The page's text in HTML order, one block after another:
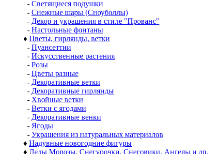
- Светящиеся подушки
- Снежные шары (Сноуболлы)
- Декор и украшения в стиле "Прованс"
- Настольные фонтаны
♦ Цветы, гирлянды, ветки
- Пуансеттии
- Искусственные растения
- Розы
- Цветы разные
- Декоративные ветки
- Декоративные гирлянды
- Хвойные ветки
- Ветки с ягодами
- Декоративные венки
- Ягоды
- Украшения из натуральных материалов
♦ Надувные новогодние фигуры
♦ Деды Морозы, Снегурочки, Снеговики, Ангелы и др.